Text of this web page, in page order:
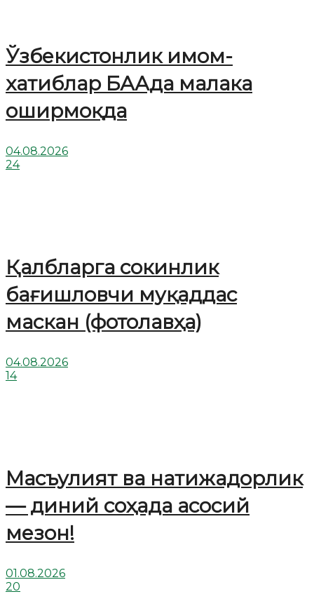
Ўзбекистонлик имом-
хатиблар БААда малака
оширмоқда
04.08.2026
24
Қалбларга сокинлик
бағишловчи муқаддас
маскан (фотолавҳа)
04.08.2026
14
Масъулият ва натижадорлик
— диний соҳада асосий
мезон!
01.08.2026
20